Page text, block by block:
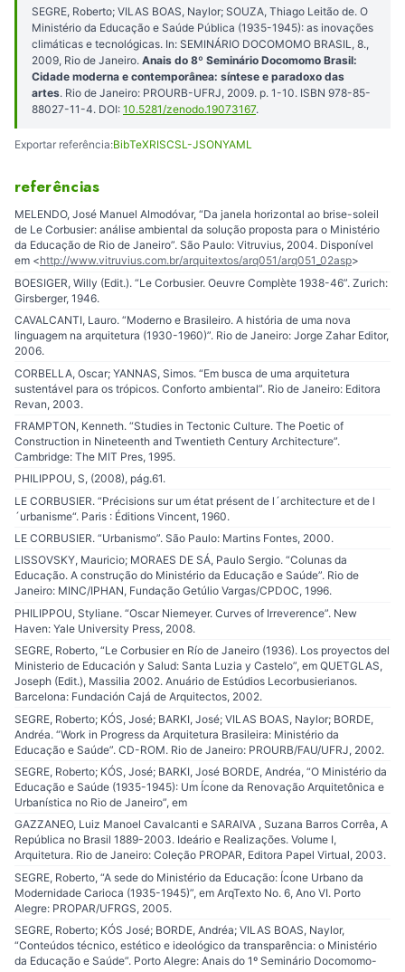
SEGRE, Roberto; VILAS BOAS, Naylor; SOUZA, Thiago Leitão de. O
Ministério da Educação e Saúde Pública (1935-1945): as inovações
climáticas e tecnológicas. In: SEMINÁRIO DOCOMOMO BRASIL, 8.,
2009, Rio de Janeiro. Anais do 8º Seminário Docomomo Brasil:
Cidade moderna e contemporânea: síntese e paradoxo das
artes. Rio de Janeiro: PROURB-UFRJ, 2009. p. 1-10. ISBN 978-85-
88027-11-4. DOI: 10.5281/zenodo.19073167.
Exportar referência:BibTeXRISCSL-JSONYAML
referências
MELENDO, José Manuel Almodóvar, “Da janela horizontal ao brise-soleil
de Le Corbusier: análise ambiental da solução proposta para o Ministério
da Educação de Rio de Janeiro”. São Paulo: Vitruvius, 2004. Disponível
em <http://www.vitruvius.com.br/arquitextos/arq051/arq051_02asp>
BOESIGER, Willy (Edit.). “Le Corbusier. Oeuvre Complète 1938-46”. Zurich:
Girsberger, 1946.
CAVALCANTI, Lauro. “Moderno e Brasileiro. A história de uma nova
linguagem na arquitetura (1930-1960)”. Rio de Janeiro: Jorge Zahar Editor,
2006.
CORBELLA, Oscar; YANNAS, Simos. “Em busca de uma arquitetura
sustentável para os trópicos. Conforto ambiental”. Rio de Janeiro: Editora
Revan, 2003.
FRAMPTON, Kenneth. “Studies in Tectonic Culture. The Poetic of
Construction in Nineteenth and Twentieth Century Architecture”.
Cambridge: The MIT Pres, 1995.
PHILIPPOU, S, (2008), pág.61.
LE CORBUSIER. “Précisions sur um état présent de l´architecture et de l
´urbanisme“. Paris : Éditions Vincent, 1960.
LE CORBUSIER. “Urbanismo”. São Paulo: Martins Fontes, 2000.
LISSOVSKY, Mauricio; MORAES DE SÁ, Paulo Sergio. “Colunas da
Educação. A construção do Ministério da Educação e Saúde”. Rio de
Janeiro: MINC/IPHAN, Fundação Getúlio Vargas/CPDOC, 1996.
PHILIPPOU, Styliane. “Oscar Niemeyer. Curves of Irreverence”. New
Haven: Yale University Press, 2008.
SEGRE, Roberto, “Le Corbusier en Río de Janeiro (1936). Los proyectos del
Ministerio de Educación y Salud: Santa Luzia y Castelo”, em QUETGLAS,
Joseph (Edit.), Massilia 2002. Anuário de Estúdios Lecorbusierianos.
Barcelona: Fundación Cajá de Arquitectos, 2002.
SEGRE, Roberto; KÓS, José; BARKI, José; VILAS BOAS, Naylor; BORDE,
Andréa. “Work in Progress da Arquitetura Brasileira: Ministério da
Educação e Saúde”. CD-ROM. Rio de Janeiro: PROURB/FAU/UFRJ, 2002.
SEGRE, Roberto; KÓS, José; BARKI, José BORDE, Andréa, “O Ministério da
Educação e Saúde (1935-1945): Um Ícone da Renovação Arquitetônica e
Urbanística no Rio de Janeiro”, em
GAZZANEO, Luiz Manoel Cavalcanti e SARAIVA , Suzana Barros Corrêa, A
República no Brasil 1889-2003. Ideário e Realizações. Volume I,
Arquitetura. Rio de Janeiro: Coleção PROPAR, Editora Papel Virtual, 2003.
SEGRE, Roberto, “A sede do Ministério da Educação: Ícone Urbano da
Modernidade Carioca (1935-1945)”, em ArqTexto No. 6, Ano VI. Porto
Alegre: PROPAR/UFRGS, 2005.
SEGRE, Roberto; KÓS José; BORDE, Andréa; VILAS BOAS, Naylor,
“Conteúdos técnico, estético e ideológico da transparência: o Ministério
da Educação e Saúde”. Porto Alegre: Anais do 1º Seminário Docomomo-